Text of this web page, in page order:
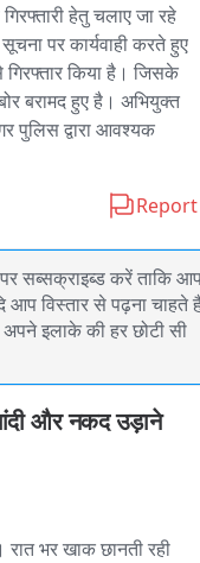
हेतु चलाए जा रहे
पर कार्यवाही करते हुए
किया है। जिसके
बरामद हुए है। अभियुक्त
पुलिस द्वारा आवश्यक
Report
पर सब्सक्राइब्ड करें ताकि
विस्तार से पढ़ना चाहते
इलाके की हर छोटी सी
और नकद उड़ाने
भर खाक छानती रही